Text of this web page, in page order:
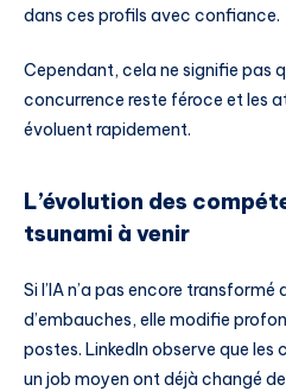
dans ces profils avec confiance.
Cependant, cela ne signifie pas
concurrence reste féroce et les
évoluent rapidement.
L’évolution des
tsunami à venir
Si l’IA n’a pas encore
d’embauches, elle modifie
postes. LinkedIn observe que
un job moyen ont déjà changé